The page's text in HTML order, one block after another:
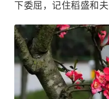
下委屈，记住稻盛和夫